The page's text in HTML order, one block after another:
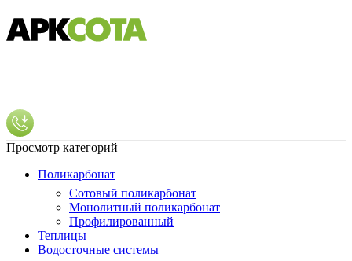
Просмотр категорий
Поликарбонат
Сотовый поликарбонат
Монолитный поликарбонат
Профилированный
Теплицы
Водосточные системы